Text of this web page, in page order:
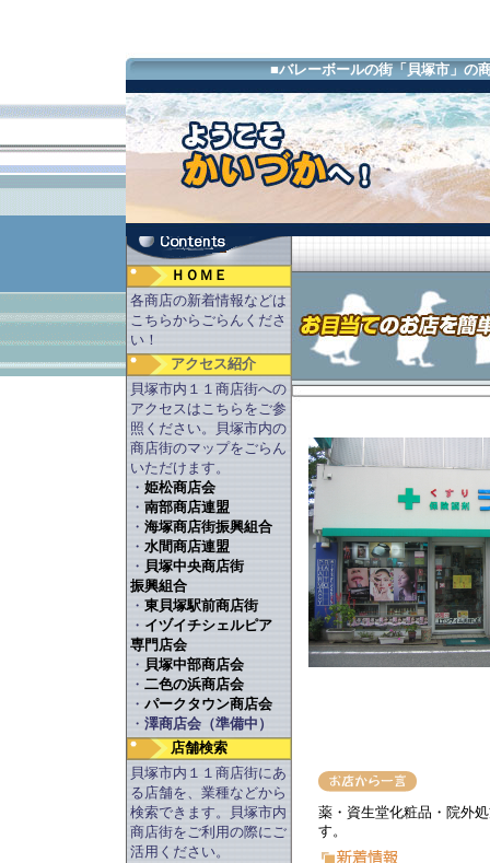
■バレーボールの街「貝塚市」の
ＨＯＭＥ
各商店の新着情報などは
こちらからごらんくださ
い！
アクセス紹介
貝塚市内１１商店街への
アクセスはこちらをご参
照ください。貝塚市内の
商店街のマップをごらん
いただけます。
・ 姫松商店会
・ 南部商店連盟
・ 海塚商店街振興組合
・ 水間商店連盟
・ 貝塚中央商店街
振興組合
・ 東貝塚駅前商店街
・ イヅイチシェルピア
専門店会
・ 貝塚中部商店会
・ 二色の浜商店会
・ パークタウン商店会
・ 澤商店会（準備中）
店舗検索
貝塚市内１１商店街にあ
る店舗を、業種などから
検索できます。貝塚市内
商店街をご利用の際にご
活用ください。
薬・資生堂化粧品・院外
す。